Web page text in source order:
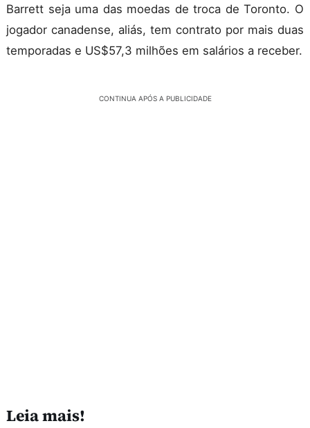
Barrett seja uma das moedas de troca de Toronto. O
jogador canadense, aliás, tem contrato por mais duas
temporadas e US$57,3 milhões em salários a receber.
CONTINUA APÓS A PUBLICIDADE
Leia mais!